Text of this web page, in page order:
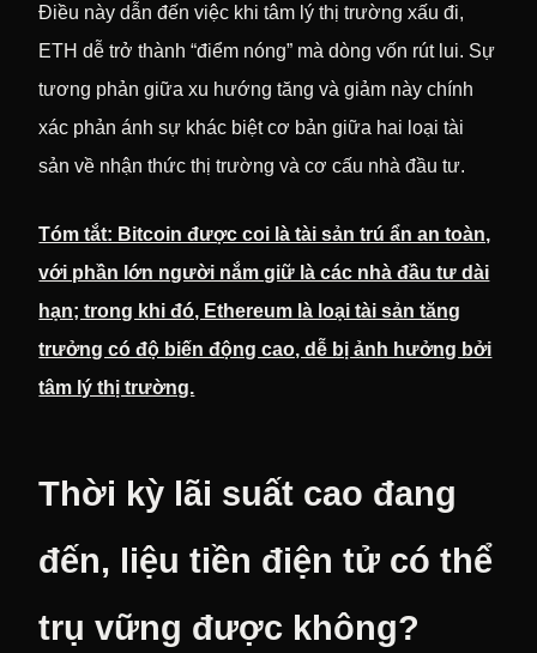
Điều này dẫn đến việc khi tâm lý thị trường xấu đi,
ETH dễ trở thành “điểm nóng” mà dòng vốn rút lui. Sự
tương phản giữa xu hướng tăng và giảm này chính
xác phản ánh sự khác biệt cơ bản giữa hai loại tài
sản về nhận thức thị trường và cơ cấu nhà đầu tư.
Tóm tắt: Bitcoin được coi là tài sản trú ẩn an toàn,
với phần lớn người nắm giữ là các nhà đầu tư dài
hạn; trong khi đó, Ethereum là loại tài sản tăng
trưởng có độ biến động cao, dễ bị ảnh hưởng bởi
tâm lý thị trường.
Thời kỳ lãi suất cao đang
đến, liệu tiền điện tử có thể
trụ vững được không?